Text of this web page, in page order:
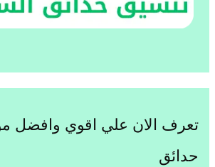
تعرف الان علي اقوي وافضل
حدائق